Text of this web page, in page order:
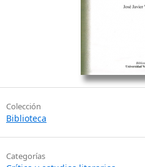
Colección
Biblioteca
Categorías